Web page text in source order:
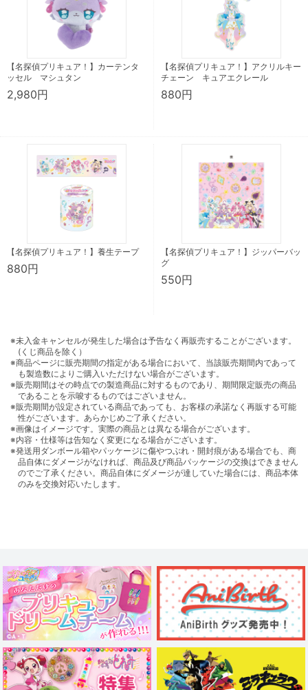
【名探偵プリキュア！】カーテンタ
ッセル マシュタン
2,980円
【名探偵プリキュア！】アクリルキー
チェーン キュアエクレール
880円
【名探偵プリキュア！】養生テープ
880円
【名探偵プリキュア！】ジッパーバッ
グ
550円
※未入金キャンセルが発生した場合は予告なく再販売することがございます。
(くじ商品を除く）
※商品ページに販売期間の指定がある場合において、当該販売期間内であって
も製造数によりご購入いただけない場合がございます。
※販売期間はその時点での製造商品に対するものであり、期間限定販売の商品
であることを示唆するものではございません。
※販売期間が設定されている商品であっても、お客様の承諾なく再販する可能
性がございます。あらかじめご了承ください。
※画像はイメージです。実際の商品とは異なる場合がございます。
※内容・仕様等は告知なく変更になる場合がございます。
※発送用ダンボール箱やパッケージに傷やつぶれ・開封痕がある場合でも、商
品自体にダメージがなければ、商品及び商品パッケージの交換はできません
のでご了承ください。商品自体にダメージが達していた場合には、商品本体
のみを交換対応いたします。